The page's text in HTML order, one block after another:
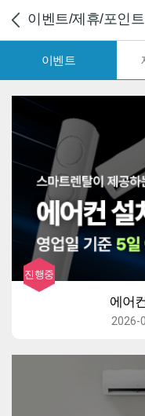
이벤트/제휴/포인트
이벤트
에어
2026-